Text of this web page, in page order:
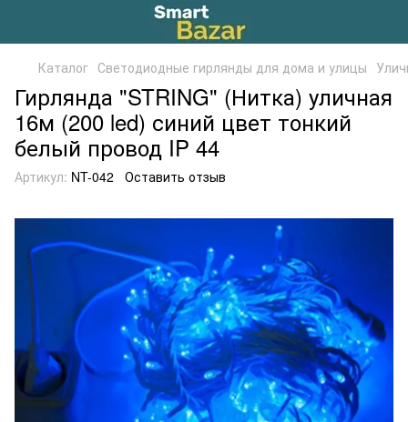
Каталог Светодиодные гирлянды для дома и улицы
Гирлянда "STRING" (Нитка) уличная
16м (200 led) синий цвет тонкий
белый провод IP 44
Артикул: NT-042 Оставить отзыв